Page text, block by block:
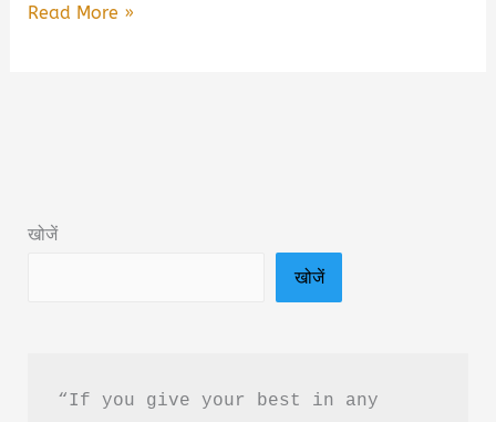
🌸
&
Read More »
खोजें
खोजें
“If you give your best in any